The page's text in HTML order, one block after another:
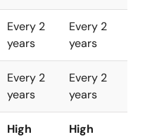
Every 2
years
Every 2
years
Every 2
years
Every 2
years
High High